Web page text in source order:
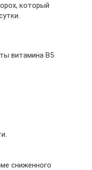
который
витамина В5
сниженного